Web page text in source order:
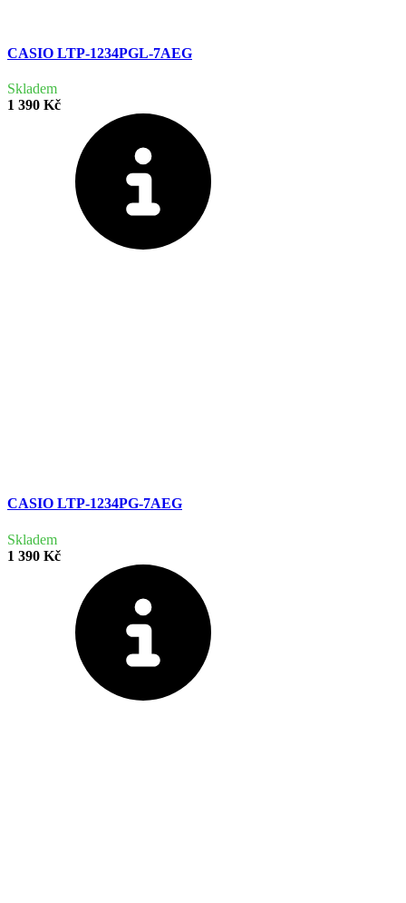
CASIO LTP-1234PGL-7AEG
Skladem
1 390 Kč
CASIO LTP-1234PG-7AEG
Skladem
1 390 Kč